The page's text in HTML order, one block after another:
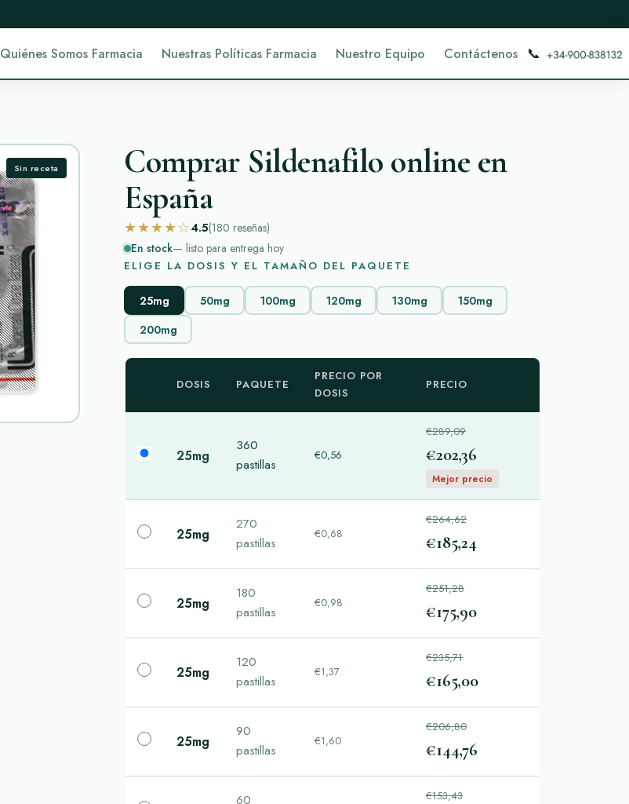
Quiénes Somos Farmacia Nuestras Políticas Farmacia Nuestro Equipo Contáctenos 📞
Sin receta
Comprar Sildenafilo online en
España
★★★★☆4.5(180 reseñas)
En stock— listo para entrega hoy
ELIGE LA DOSIS Y EL TAMAÑO DEL PAQUETE
25mg 50mg 100mg 120mg 130mg
150mg
200mg
DOSIS PAQUETE
PRECIO POR
DOSIS
PRECIO
25mg
360
pastillas
€0,56
€289,09
€202,36
Mejor precio
25mg
270
pastillas
€0,68
€264,62
€185,24
25mg
180
pastillas
€0,98
€251,28
€175,90
25mg
120
pastillas
€1,37
€235,71
€165,00
25mg
90
pastillas
€1,60
€206,80
€144,76
60
€153,43